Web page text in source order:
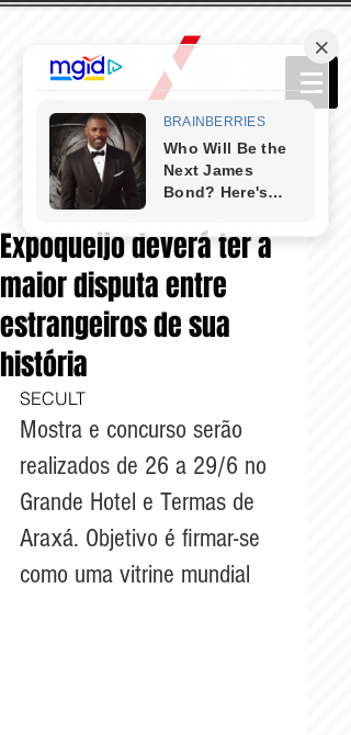
Expoqueijo deverá ter a
maior disputa entre
estrangeiros de sua
história
SECULT
Mostra e concurso serão
realizados de 26 a 29/6 no
Grande Hotel e Termas de
Araxá. Objetivo é firmar-se
como uma vitrine mundial